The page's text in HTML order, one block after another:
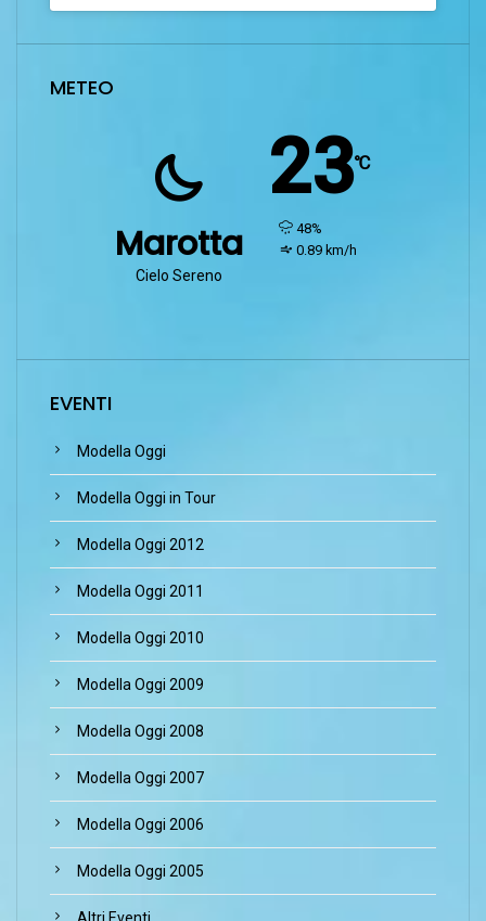
METEO
Marotta
Cielo Sereno
23℃
humidity:
48%
wind:
0.89 km/h
EVENTI
Modella Oggi
Modella Oggi in Tour
Modella Oggi 2012
Modella Oggi 2011
Modella Oggi 2010
Modella Oggi 2009
Modella Oggi 2008
Modella Oggi 2007
Modella Oggi 2006
Modella Oggi 2005
Altri Eventi